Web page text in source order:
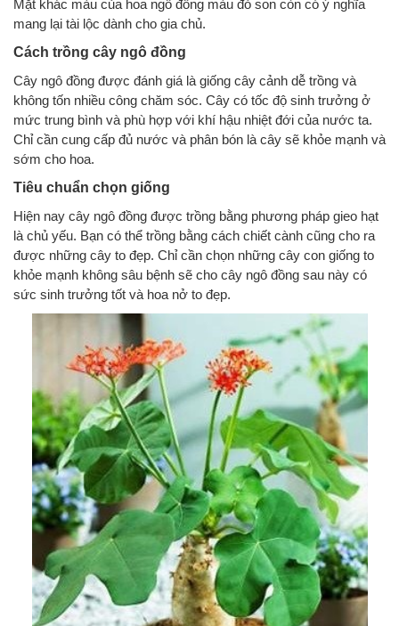
Mặt khác màu của hoa ngô đồng màu đỏ son còn có ý nghĩa
mang lại tài lộc dành cho gia chủ.
Cách trồng cây ngô đồng
Cây ngô đồng được đánh giá là giống cây cảnh dễ trồng và
không tốn nhiều công chăm sóc. Cây có tốc độ sinh trưởng ở
mức trung bình và phù hợp với khí hậu nhiệt đới của nước ta.
Chỉ cần cung cấp đủ nước và phân bón là cây sẽ khỏe mạnh và
sớm cho hoa.
Tiêu chuẩn chọn giống
Hiện nay cây ngô đồng được trồng bằng phương pháp gieo hạt
là chủ yếu. Bạn có thể trồng bằng cách chiết cành cũng cho ra
được những cây to đẹp. Chỉ cần chọn những cây con giống to
khỏe mạnh không sâu bệnh sẽ cho cây ngô đồng sau này có
sức sinh trưởng tốt và hoa nở to đẹp.